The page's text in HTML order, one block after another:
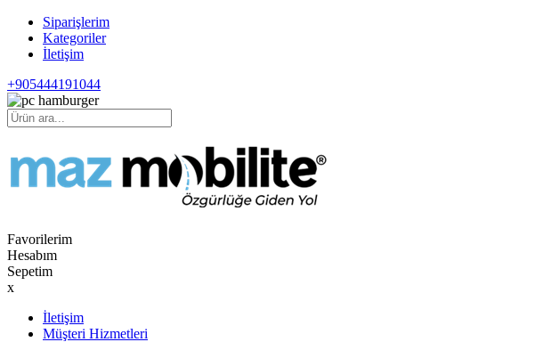
Siparişlerim
Kategoriler
İletişim
+905444191044
Favorilerim
Hesabım
Sepetim
x
İletişim
Müşteri Hizmetleri